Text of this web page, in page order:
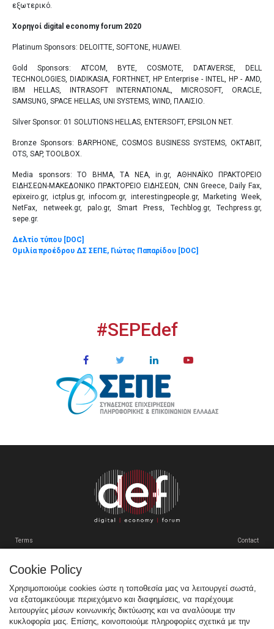
εξωτερικό.
Χορηγοί digital economy forum 2020
Platinum Sponsors: DELOITTE, SOFTONE, HUAWEI.
Gold Sponsors: ATCOM, BYTE, COSMOTE, DATAVERSE, DELL
TECHNOLOGIES, DIADIKASIA, FORTHNET, HP Enterprise - INTEL, HP - AMD,
IBM HELLAS, INTRASOFT INTERNATIONAL, MICROSOFT, ORACLE,
SAMSUNG, SPACE HELLAS, UNI SYSTEMS, WIND, ΠΛΑΙΣΙΟ.
Silver Sponsor: 01 SOLUTIONS HELLAS, ENTERSOFT, EPSILON NET.
Bronze Sponsors: BARPHONE, COSMOS BUSINESS SYSTEMS, OKTABIT,
OTS, SAP, TOOLBOX.
Media sponsors: ΤΟ ΒΗΜΑ, ΤΑ ΝΕΑ, in.gr, ΑΘΗΝΑΪΚΟ ΠΡΑΚΤΟΡΕΙΟ
ΕΙΔΗΣΕΩΝ-ΜΑΚΕΔΟΝΙΚΟ ΠΡΑΚΤΟΡΕΙΟ ΕΙΔΗΣΕΩΝ, CNN Greece, Daily Fax,
epixeiro.gr, ictplus.gr, infocom.gr, interestingpeople.gr, Marketing Week,
NetFax, netweek.gr, palo.gr, Smart Press, Techblog.gr, Techpress.gr,
sepe.gr.
Δελτίο τύπου [DOC]
Ομιλία προέδρου ΔΣ ΣΕΠΕ, Γιώτας Παπαρίδου [DOC]
#SEPEdef
Tweets by SEPEgr
Terms Contact
Sitemap
Cookie Policy
Χρησιμοποιούμε cookies ώστε η τοποθεσία μας να λειτουργεί σωστά,
να εξατομικεύουμε περιεχόμενο και διαφημίσεις, να παρέχουμε
λειτουργίες μέσων κοινωνικής δικτύωσης και να αναλύουμε την
κυκλοφορία μας. Επίσης, κοινοποιούμε πληροφορίες σχετικά με την